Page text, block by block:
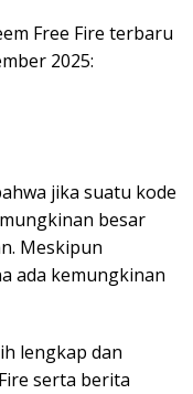
Free Fire terbaru
2025:
jika suatu kode
besar
Meskipun
ada kemungkinan
lengkap dan
serta berita